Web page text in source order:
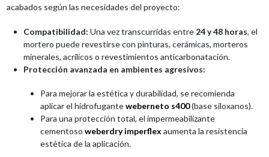
acabados según las necesidades del proyecto:
Compatibilidad: Una vez transcurridas entre 24 y 48 horas, el
mortero puede revestirse con pinturas, cerámicas, morteros
minerales, acrílicos o revestimientos anticarbonatación.
Protección avanzada en ambientes agresivos:
Para mejorar la estética y durabilidad, se recomienda
aplicar el hidrofuganteweberneto s400(base siloxanos).
Para una protección total, el impermeabilizante
cementoso weberdry imperflex aumenta la resistencia
estética de la aplicación.